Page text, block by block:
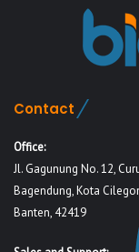
Contact
Office:
Jl. Gagunung No. 12,
Bagendung, Kota
Banten, 42419